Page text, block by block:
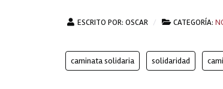
ESCRITO POR: OSCAR CATEGORÍA:
caminata solidaria solidaridad